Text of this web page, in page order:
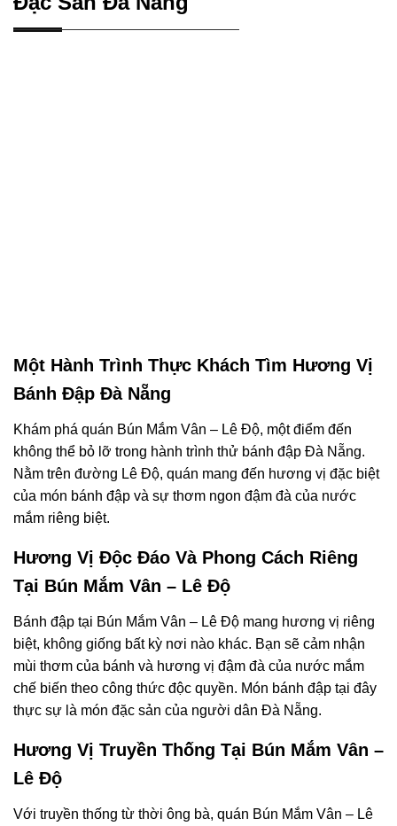
Một Hành Trình Thực Khách Tìm Hương Vị
Bánh Đập Đà Nẵng
Khám phá quán Bún Mắm Vân – Lê Độ, một điểm đến
không thể bỏ lỡ trong hành trình thử bánh đập Đà Nẵng.
Nằm trên đường Lê Độ, quán mang đến hương vị đặc biệt
của món bánh đập và sự thơm ngon đậm đà của nước
mắm riêng biệt.
Hương Vị Độc Đáo Và Phong Cách Riêng
Tại Bún Mắm Vân – Lê Độ
Bánh đập tại Bún Mắm Vân – Lê Độ mang hương vị riêng
biệt, không giống bất kỳ nơi nào khác. Bạn sẽ cảm nhận
mùi thơm của bánh và hương vị đậm đà của nước mắm
chế biến theo công thức độc quyền. Món bánh đập tại đây
thực sự là món đặc sản của người dân Đà Nẵng.
Hương Vị Truyền Thống Tại Bún Mắm Vân –
Lê Độ
Với truyền thống từ thời ông bà, quán Bún Mắm Vân – Lê